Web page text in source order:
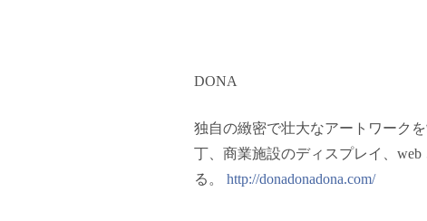
DONA
独自の緻密で壮大なアートワーク
丁、商業施設のディスプレイ、
る。 http://donadonadona.com/